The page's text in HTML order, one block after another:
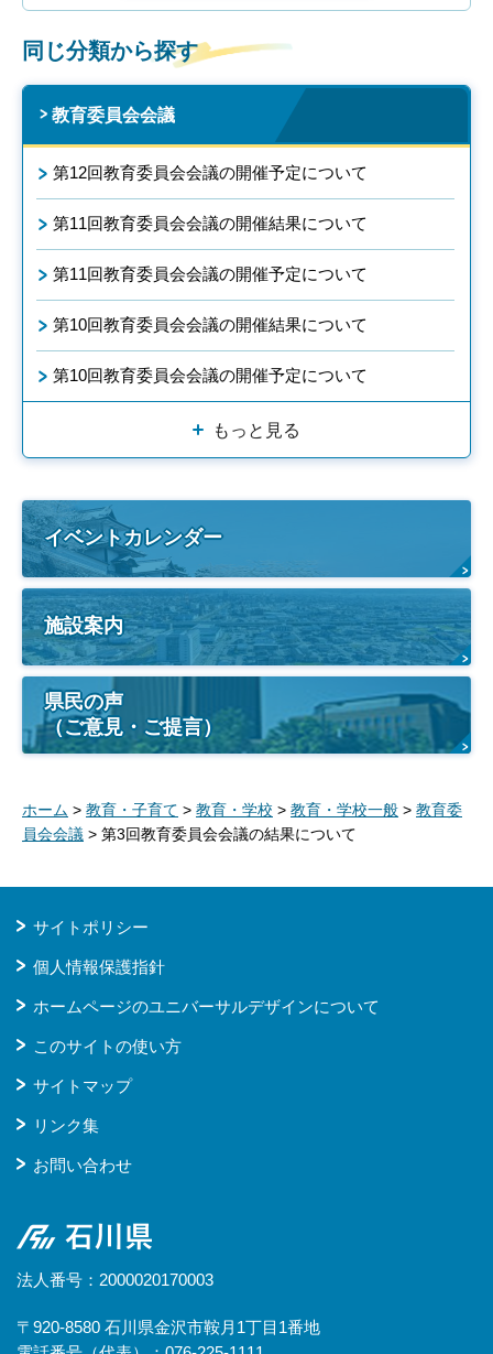
同じ分類から探す
教育委員会会議
第12回教育委員会会議の開催予定について
第11回教育委員会会議の開催結果について
第11回教育委員会会議の開催予定について
第10回教育委員会会議の開催結果について
第10回教育委員会会議の開催予定について
もっと見る
イベントカレンダー
施設案内
県民の声
（ご意見・ご提言）
ホーム > 教育・子育て > 教育・学校 > 教育・学校一般 > 教育委
員会会議 > 第3回教育委員会会議の結果について
サイトポリシー
個人情報保護指針
ホームページのユニバーサルデザインについて
このサイトの使い方
サイトマップ
リンク集
お問い合わせ
石川県
法人番号：2000020170003
〒920-8580 石川県金沢市鞍月1丁目1番地